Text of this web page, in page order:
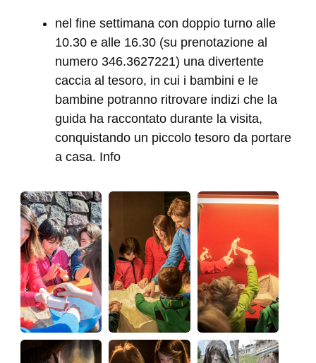
nel fine settimana con doppio turno alle
10.30 e alle 16.30 (su prenotazione al
numero 346.3627221) una divertente
caccia al tesoro, in cui i bambini e le
bambine potranno ritrovare indizi che la
guida ha raccontato durante la visita,
conquistando un piccolo tesoro da portare
a casa. Info